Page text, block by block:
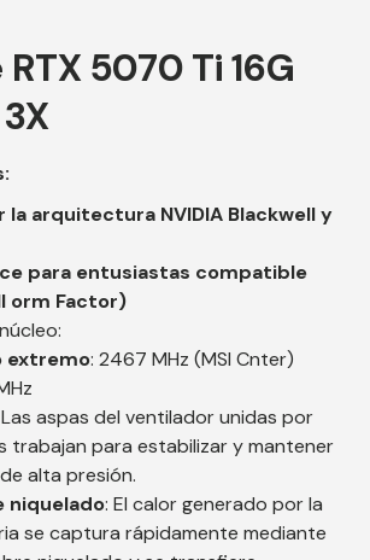
5070 Ti 16G
la arquitectura NVIDIA Blackwell y
para entusiastas compatible
orm Factor)
extremo: 2467 MHz (MSI Cnter)
aspas del ventilador unidas por
trabajan para estabilizar y mantener
alta presión.
niquelado: El calor generado por la
se captura rápidamente mediante